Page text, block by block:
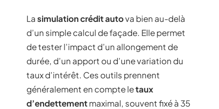
Lasimulation crédit autova bien au-delà
d’un simple calcul de façade. Elle permet
de tester l’impact d’un allongement de
durée, d’un apport ou d’une variation du
taux d’intérêt. Ces outils prennent
généralement en compte letaux
d’endettementmaximal, souvent fixé à 35